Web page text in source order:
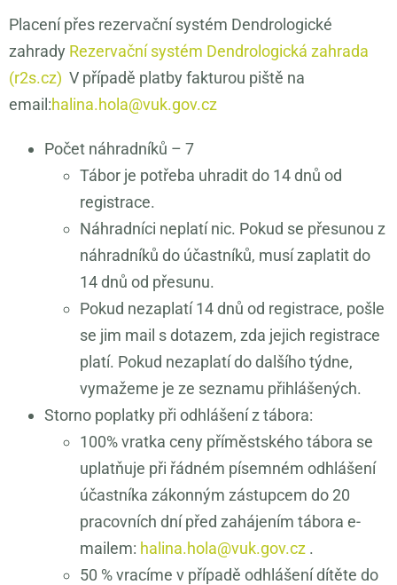
Placení přes rezervační systém Dendrologické
zahrady Rezervační systém Dendrologická zahrada
(r2s.cz) V případě platby fakturou piště na
email:halina.hola@vuk.gov.cz
Počet náhradníků – 7
Tábor je potřeba uhradit do 14 dnů od
registrace.
Náhradníci neplatí nic. Pokud se přesunou z
náhradníků do účastníků, musí zaplatit do
14 dnů od přesunu.
Pokud nezaplatí 14 dnů od registrace, pošle
se jim mail s dotazem, zda jejich registrace
platí. Pokud nezaplatí do dalšího týdne,
vymažeme je ze seznamu přihlášených.
Storno poplatky při odhlášení z tábora:
100% vratka ceny příměstského tábora se
uplatňuje při řádném písemném odhlášení
účastníka zákonným zástupcem do 20
pracovních dní před zahájením tábora e-
mailem: halina.hola@vuk.gov.cz .
50 % vracíme v případě odhlášení dítěte do